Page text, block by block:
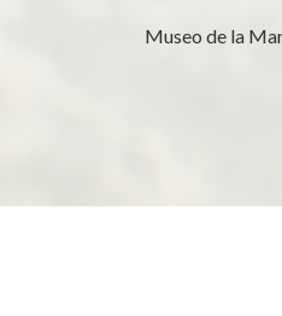
Museo de la